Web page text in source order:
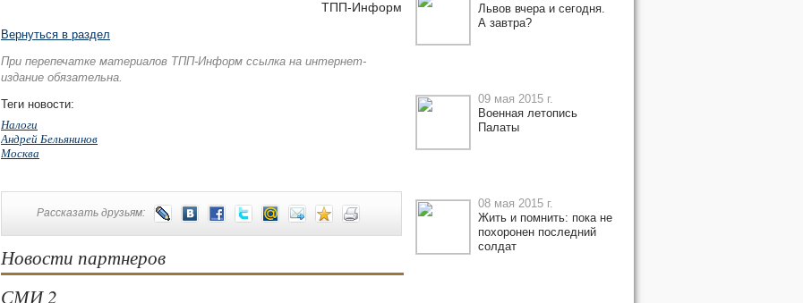
ТПП-Информ
Вернуться в раздел
При перепечатке материалов ТПП-Информ ссылка на интернет-
издание обязательна.
Теги новости:
Налоги
Андрей Бельянинов
Москва
Рассказать друзьям:
Новости партнеров
СМИ 2
Львов вчера и сегодня.
А завтра?
09 мая 2015 г.
Военная летопись
Палаты
08 мая 2015 г.
Жить и помнить: пока не
похоронен последний
солдат